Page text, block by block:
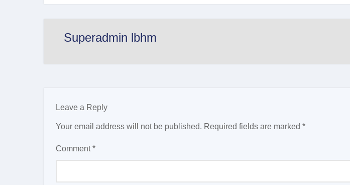
Superadmin lbhm
Leave a Reply
Your email address will not be published. Required fields are marked *
Comment*